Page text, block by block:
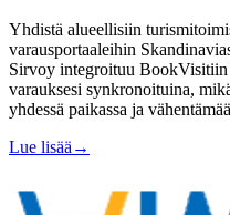
Yhdistä alueellisiin
varausportaaleihin
Sirvoy integroituu BookVisitiin
varauksesi synkronoituina,
yhdessä paikassa ja
Lue lisää →